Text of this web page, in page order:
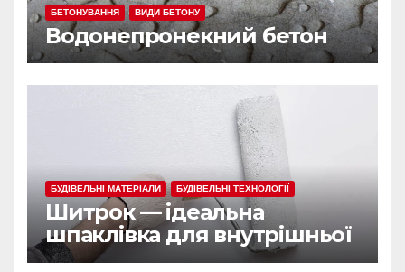
БЕТОНУВАННЯ ВИДИ БЕТОНУ
Водонепронекний бетон
БУДІВЕЛЬНІ МАТЕРІАЛИ БУДІВЕЛЬНІ ТЕХНОЛОГІЇ
Шитрок — ідеальна
шпаклівка для внутрішньої
обробки